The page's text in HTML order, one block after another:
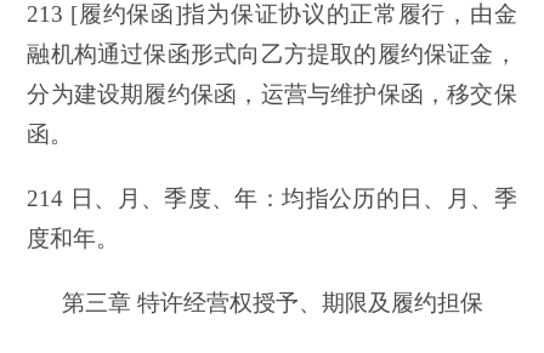
213 [履约保函]指为保证协议的正常履行，由金
融机构通过保函形式向乙方提取的履约保证金，
分为建设期履约保函，运营与维护保函，移交保
函。
214 日、月、季度、年：均指公历的日、月、季
度和年。
第三章 特许经营权授予、期限及履约担保